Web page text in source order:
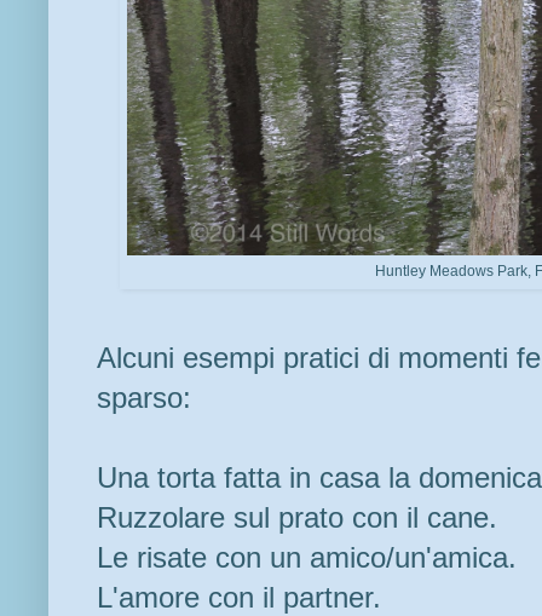
Huntley Meadows Park,
Alcuni esempi pratici di momenti
sparso:
Una torta fatta in casa la
Ruzzolare sul prato con il cane.
Le risate con un amico/un'amica.
L'amore con il partner.